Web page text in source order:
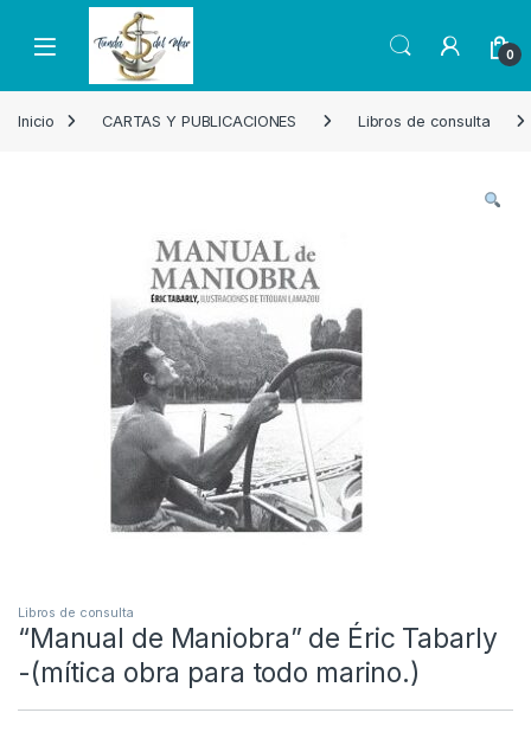
Skip to navigation
Skip to content
Open 0
Inicio CARTAS Y PUBLICACIONES Libros de consulta
Libros de consulta
“Manual de Maniobra” de Éric Tabarly
-(mítica obra para todo marino.)